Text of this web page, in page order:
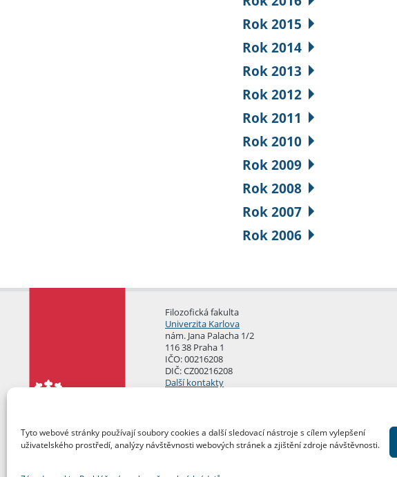
Tyto webové stránky používají soubory cookies a další sledovací nástroje s cílem vylepšení
uživatelského prostředí, analýzy návštěvnosti webových stránek a zjištění zdroje návštěvnosti.
Rok 2015
Rok 2014
Rok 2013
Rok 2012
Rok 2011
Rok 2010
Rok 2009
Rok 2008
Rok 2007
Rok 2006
Filozofická fakulta
Univerzita Karlova
nám. Jana Palacha 1/2
116 38 Praha 1
IČO: 00216208
DIČ: CZ00216208
Další kontakty